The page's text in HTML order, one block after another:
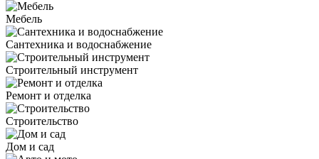
Мебель
Сантехника и водоснабжение
Строительный инструмент
Ремонт и отделка
Строительство
Дом и сад